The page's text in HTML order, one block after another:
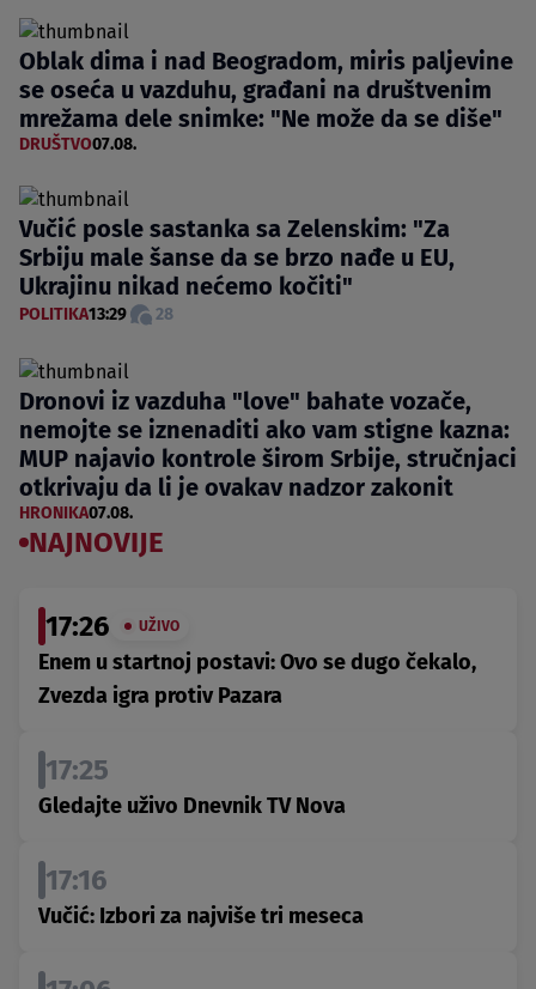
Oblak dima i nad Beogradom, miris paljevine
se oseća u vazduhu, građani na društvenim
mrežama dele snimke: "Ne može da se diše"
DRUŠTVO07.08.
Vučić posle sastanka sa Zelenskim: "Za
Srbiju male šanse da se brzo nađe u EU,
Ukrajinu nikad nećemo kočiti"
POLITIKA13:29 28
Dronovi iz vazduha "love" bahate vozače,
nemojte se iznenaditi ako vam stigne kazna:
MUP najavio kontrole širom Srbije, stručnjaci
otkrivaju da li je ovakav nadzor zakonit
HRONIKA07.08.
NAJNOVIJE
17:26 UŽIVO
Enem u startnoj postavi: Ovo se dugo čekalo,
Zvezda igra protiv Pazara
17:25
Gledajte uživo Dnevnik TV Nova
17:16
Vučić: Izbori za najviše tri meseca